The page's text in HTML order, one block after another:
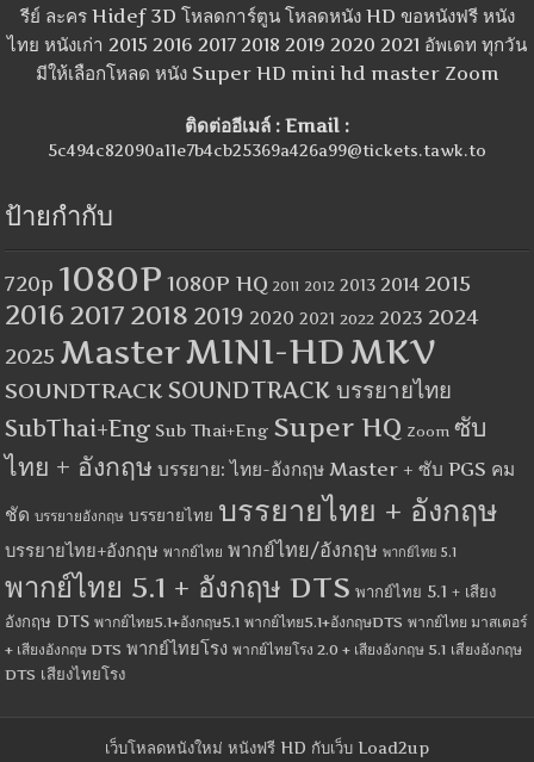
รีย์ ละคร Hidef 3D โหลดการ์ตูน โหลดหนัง HD ขอหนังฟรี หนัง
ไทย หนังเก่า 2015 2016 2017 2018 2019 2020 2021 อัพเดท ทุกวัน
มีให้เลือกโหลด หนัง Super HD mini hd master Zoom
ติดต่ออีเมล์ : Email :
5c494c82090a11e7b4cb25369a426a99@tickets.tawk.to
ป้ายกำกับ
720p 1080P 1080P HQ 2011 2012 2013 2014 2015
2016 2017 2018 2019 2020 2021 2022 2023 2024
2025 MasterMINI-HDMKV
SOUNDTRACK SOUNDTRACK บรรยายไทย
SubThai+Eng Sub Thai+Eng Super HQ Zoom ซับ
ไทย + อังกฤษ บรรยาย: ไทย-อังกฤษ Master + ซับ PGS คม
ชัด บรรยายอังกฤษ บรรยายไทย บรรยายไทย + อังกฤษ
บรรยายไทย+อังกฤษ พากย์ไทย พากย์ไทย/อังกฤษ พากย์ไทย 5.1
พากย์ไทย 5.1 + อังกฤษ DTS พากย์ไทย 5.1 + เสียง
อังกฤษ DTS พากย์ไทย5.1+อังกฤษ5.1 พากย์ไทย5.1+อังกฤษDTS พากย์ไทย มาสเตอร์
+ เสียงอังกฤษ DTS พากย์ไทยโรง พากย์ไทยโรง 2.0 + เสียงอังกฤษ 5.1 เสียงอังกฤษ
DTS เสียงไทยโรง
เว็บโหลดหนังใหม่ หนังฟรี HD กับเว็บ Load2up